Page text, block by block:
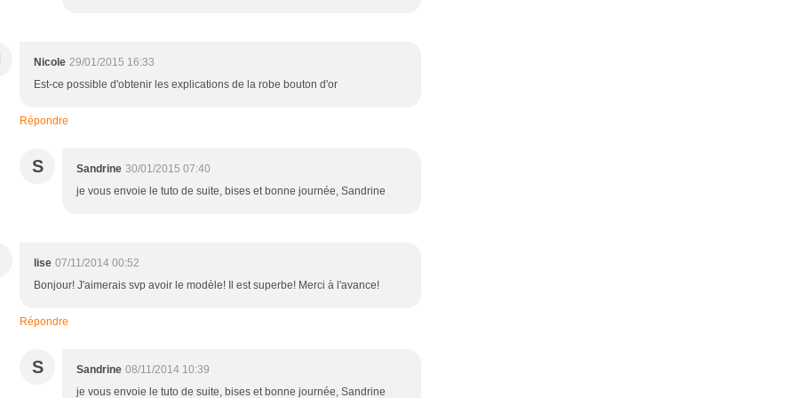
Nicole 29/01/2015 16:33
Est-ce possible d'obtenir les explications de la robe bouton d'or
Répondre
S Sandrine 30/01/2015 07:40
je vous envoie le tuto de suite, bises et bonne journée, Sandrine
lise 07/11/2014 00:52
Bonjour! J'aimerais svp avoir le modèle! Il est superbe! Merci à l'avance!
Répondre
S Sandrine 08/11/2014 10:39
je vous envoie le tuto de suite, bises et bonne journée, Sandrine